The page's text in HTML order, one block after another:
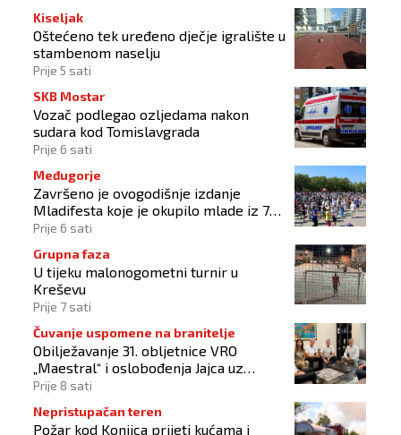
Kiseljak
Oštećeno tek uređeno dječje igralište u
stambenom naselju
Prije 5 sati
SKB Mostar
Vozač podlegao ozljedama nakon
sudara kod Tomislavgrada
Prije 6 sati
Međugorje
Završeno je ovogodišnje izdanje
Mladifesta koje je okupilo mlade iz 73
zemlje svijeta
Prije 6 sati
Grupna faza
U tijeku malonogometni turnir u
Kreševu
Prije 7 sati
Čuvanje uspomene na branitelje
Obilježavanje 31. obljetnice VRO
„Maestral“ i oslobođenja Jajca uz
pokroviteljstvo HNS-a BiH
Prije 8 sati
Nepristupačan teren
Požar kod Konjica prijeti kućama i